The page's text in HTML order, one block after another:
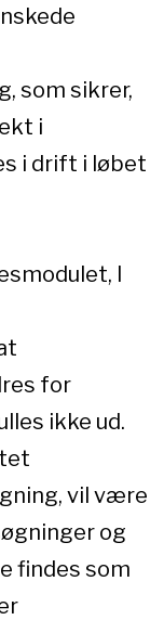
som sikrer,
i
i drift i løbet
I
for
ikke ud.
vil være
og
findes som